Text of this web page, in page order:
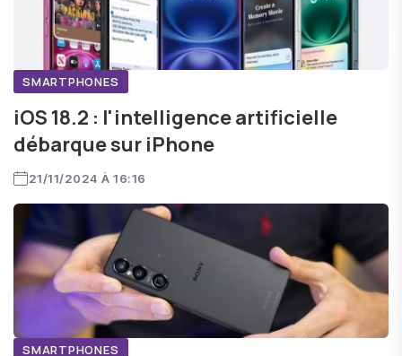
SMARTPHONES
iOS 18.2 : l'intelligence artificielle
débarque sur iPhone
21/11/2024 À 16:16
SMARTPHONES